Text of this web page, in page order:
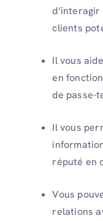
clients
Il vous
en
de passe-
Il vous
réputé en
Vous
relations